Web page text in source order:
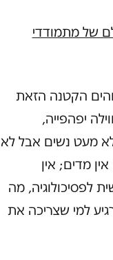
של מתמודדי
הקטנה הזאת
יפהפייה,
מעט נשים אבל לא
מדים; אין
לפסיכולוגיה, מה
למי שצריכה את